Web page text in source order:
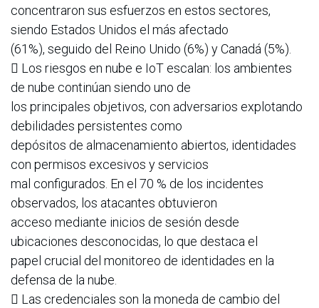
concentraron sus esfuerzos en estos sectores,
siendo Estados Unidos el más afectado
(61%), seguido del Reino Unido (6%) y Canadá (5%).
 Los riesgos en nube e IoT escalan: los ambientes
de nube continúan siendo uno de
los principales objetivos, con adversarios explotando
debilidades persistentes como
depósitos de almacenamiento abiertos, identidades
con permisos excesivos y servicios
mal configurados. En el 70 % de los incidentes
observados, los atacantes obtuvieron
acceso mediante inicios de sesión desde
ubicaciones desconocidas, lo que destaca el
papel crucial del monitoreo de identidades en la
defensa de la nube.
 Las credenciales son la moneda de cambio del